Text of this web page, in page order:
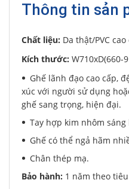
Thông tin sản
Chất liệu: Da thật/PVC cao
Kích thước: W710xD(660-
Ghế lãnh đạo cao cấp,
xúc với người sử dụng
ghế sang trọng, hiện đại.
Tay hợp kim nhôm sáng
Ghế có thể ngả hãm
Chân thép mạ.
Bảo hành: 1 năm theo